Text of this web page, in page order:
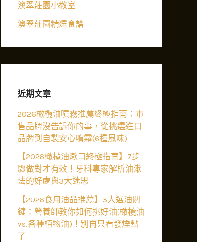
澳翠莊園小教室
澳翠莊園精選食譜
近期文章
2026橄欖油噴霧推薦終極指南：市
售品牌沒告訴你的事，從挑選進口
品牌到自製安心噴霧(6種風味)
【2026橄欖油漱口終極指南】7步
驟做對才有效！牙科專家解析油漱
法的好處與3大迷思
【2026食用油品推薦】3大選油關
鍵：營養師教你如何挑好油(橄欖油
vs.各種植物油)！別再只看發煙點
了